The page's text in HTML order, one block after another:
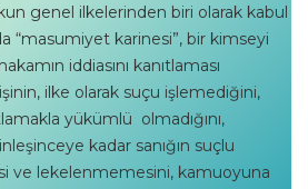
genel ilkelerinden biri olarak kabul
“masumiyet karinesi”, bir kimseyi
iddiasını kanıtlaması
ilke olarak suçu işlemediğini,
yükümlü olmadığını,
kadar sanığın suçlu
ve lekelenmemesini, kamuoyuna